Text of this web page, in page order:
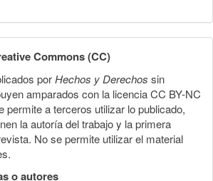
Commons (CC)
porHechos y Derechos sin
amparados con la licencia CC BY-NC
permite a terceros utilizar lo publicado,
la autoría del trabajo y la primera
No se permite utilizar el material
o autores